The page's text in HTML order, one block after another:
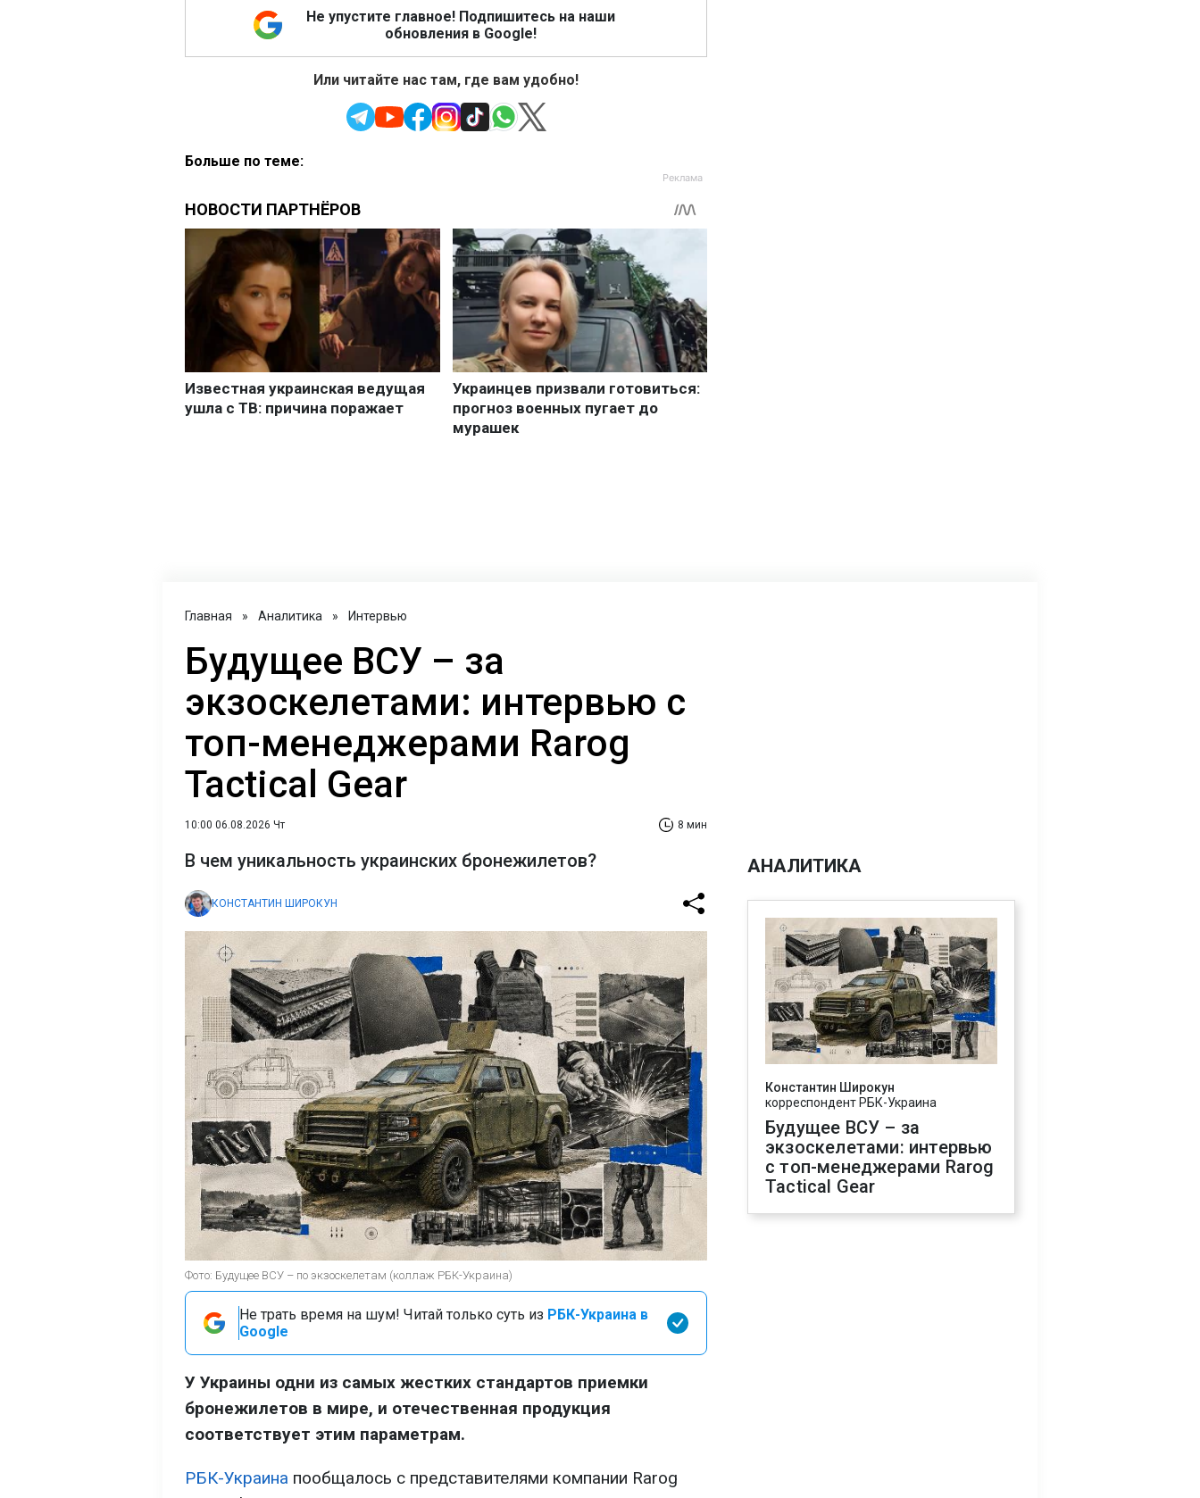
Не упустите главное! Подпишитесь на наши
обновления в Google!
Или читайте нас там, где вам удобно!
Больше по теме:
Главная » Аналитика » Интервью
Будущее ВСУ – за
экзоскелетами: интервью с
топ-менеджерами Rarog
Tactical Gear
10:00 06.08.2026 Чт 8 мин
В чем уникальность украинских бронежилетов?
КОНСТАНТИН ШИРОКУН
Фото: Будущее ВСУ – по экзоскелетам (коллаж РБК-Украина)
Не трать время на шум! Читай только суть из РБК-Украина в
Google
У Украины одни из самых жестких стандартов приемки
бронежилетов в мире, и отечественная продукция
соответствует этим параметрам.
РБК-Украина пообщалось с представителями компании Rarog
АНАЛИТИКА
Константин Широкун
корреспондент РБК-Украина
Будущее ВСУ – за
экзоскелетами: интервью
с топ-менеджерами Rarog
Tactical Gear